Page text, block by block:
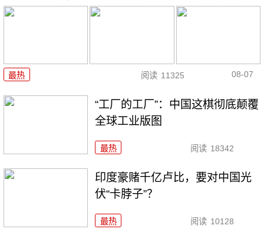
最热 阅读 11325 08-07
“工厂的工厂”：中国这棋彻底颠覆
全球工业版图
最热 阅读 18342
印度豪赌千亿卢比，要对中国光
伏“卡脖子”？
最热 阅读 10128